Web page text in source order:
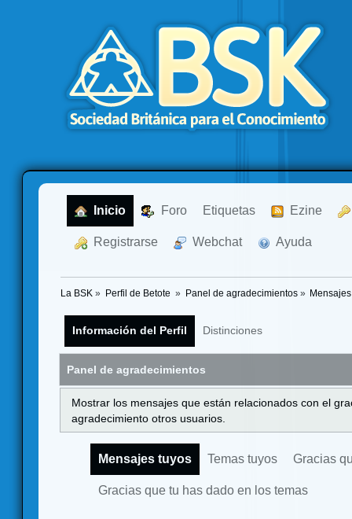
Inicio Foro Etiquetas Ezine
Registrarse Webchat Ayuda
La BSK » Perfil de Betote » Panel de agradecimientos»
Información del Perfil Distinciones
Panel de agradecimientos
Mostrar los mensajes que están relacionados con el
agradecimiento otros usuarios.
Mensajes tuyos Temas tuyos Gracias
Gracias que tu has dado en los temas